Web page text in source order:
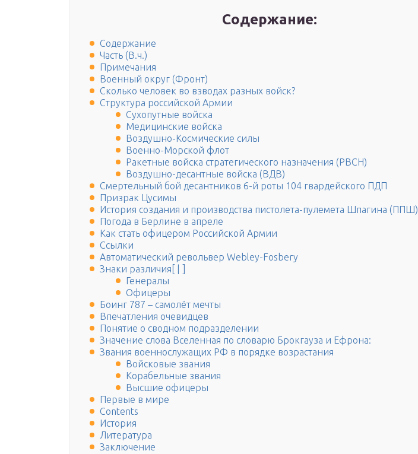
Содержание:
Содержание
Часть (В.ч.)
Примечания
Военный округ (Фронт)
Сколько человек во взводах разных войск?
Структура российской Армии
Сухопутные войска
Медицинские войска
Воздушно-Космические силы
Военно-Морской флот
Ракетные войска стратегического назначения (РВСН)
Воздушно-десантные войска (ВДВ)
Смертельный бой десантников 6-й роты 104 гвардейского ПДП
Призрак Цусимы
История создания и производства пистолета-пулемета Шпагина (ППШ)
Погода в Берлине в апреле
Как стать офицером Российской Армии
Ссылки
Автоматический револьвер Webley-Fosbery
Знаки различия[ | ]
Генералы
Офицеры
Боинг 787 – самолёт мечты
Впечатления очевидцев
Понятие о сводном подразделении
Значение слова Вселенная по словарю Брокгауза и Ефрона:
Звания военнослужащих РФ в порядке возрастания
Войсковые звания
Корабельные звания
Высшие офицеры
Первые в мире
Contents
История
Литература
Заключение